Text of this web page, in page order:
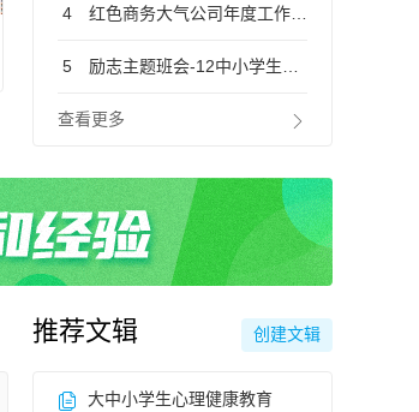
4 红色商务大气公司年度工作总结年终总结汇报通用PPT模板
5 励志主题班会-12中小学生主题班会教育PPT课件模板
查看更多 
创建文辑
推荐文辑
 大中小学生心理健康教育